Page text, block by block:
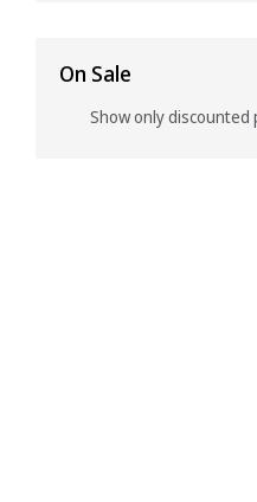
On Sale
Show only discounted